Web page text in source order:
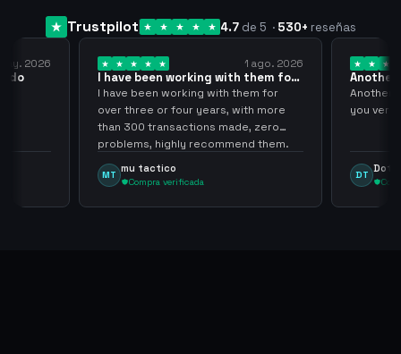
Trustpilot 4.7 de 5 · 530+ reseñas
1 ago. 2026
I have been working with them for
over… 3 years
I have been working with them for
over three or four years, with more
than 300 transactions made, zero
problems, highly recommend them.
MT
mu tactico
Compra verificada
thank…
Another
you very
DT
Dota
2026